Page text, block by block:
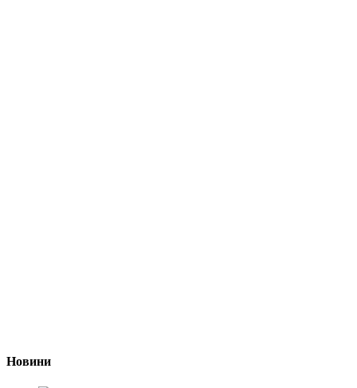
Новини